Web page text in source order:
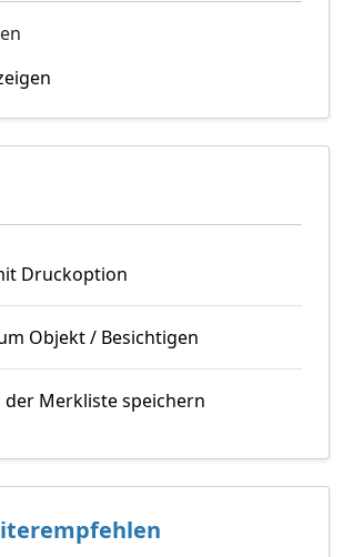
Druckoption
Objekt / Besichtigen
der Merkliste speichern